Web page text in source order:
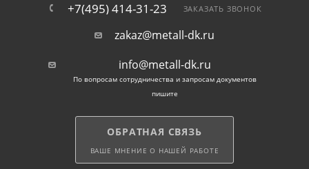
+7(495) 414-31-23 ЗАКАЗАТЬ ЗВОНОК
zakaz@metall-dk.ru
info@metall-dk.ru
По вопросам сотрудничества и запросам документов
пишите
ОБРАТНАЯ СВЯЗЬ
ВАШЕ МНЕНИЕ О НАШЕЙ РАБОТЕ